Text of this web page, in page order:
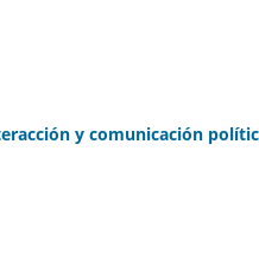
y comunicación